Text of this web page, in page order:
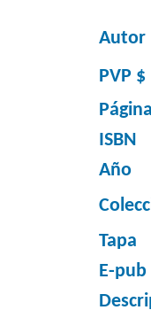
Autor
PVP $
ISBN
Año
Tapa
E-pub